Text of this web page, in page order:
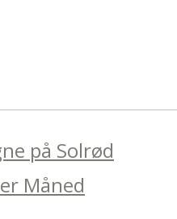
på Solrød
Måned